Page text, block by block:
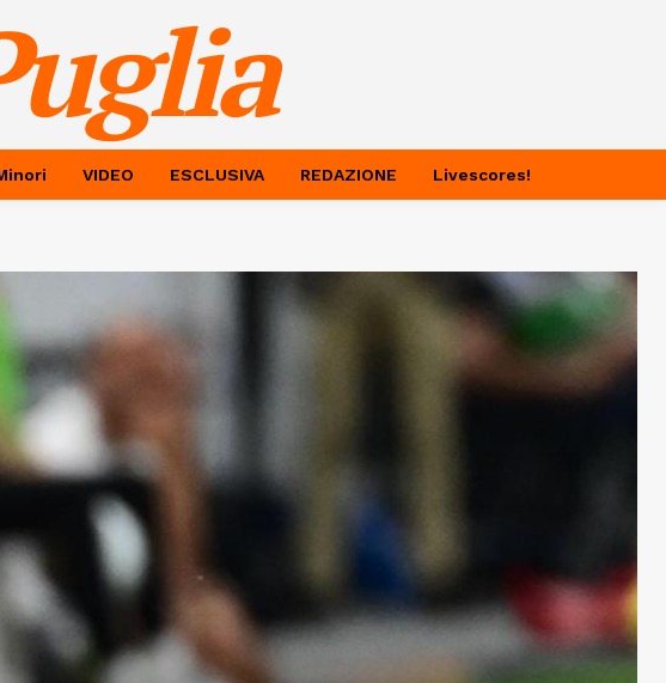
VIDEO ESCLUSIVA REDAZIONE Livescores!